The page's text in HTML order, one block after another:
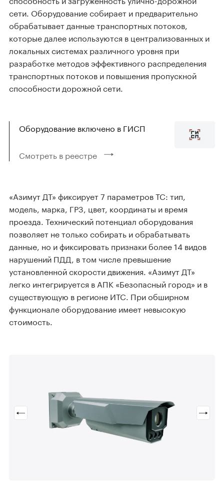
сети. Оборудование собирает и предварительно
обрабатывает данные транспортных потоков,
которые далее используются в централизованных и
локальных системах различного уровня при
разработке методов эффективного распределения
транспортных потоков и повышения пропускной
способности дорожной сети.
Оборудование включено в ГИСП
Смотреть в реестре
«Азимут ДТ» фиксирует 7 параметров ТС: тип,
модель, марка, ГРЗ, цвет, координаты и время
проезда. Технический потенциал оборудования
позволяет не только собирать и обрабатывать
данные, но и фиксировать признаки более 14 видов
нарушений ПДД, в том числе превышение
установленной скорости движения. «Азимут ДТ»
легко интегрируется в АПК «Безопасный город» и в
существующую в регионе ИТС. При обширном
функционале оборудование имеет невысокую
стоимость.